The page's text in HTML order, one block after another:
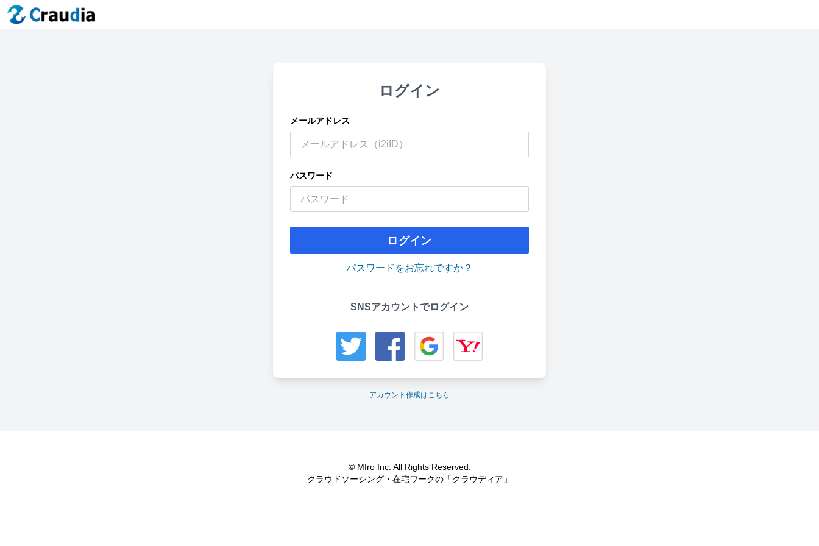
ログイン
メールアドレス
パスワード
ログイン
パスワードをお忘れですか？
SNSアカウントでログイン
アカウント作成はこちら
© Mfro Inc. All Rights Reserved.
クラウドソーシング・在宅ワークの「クラウディア」